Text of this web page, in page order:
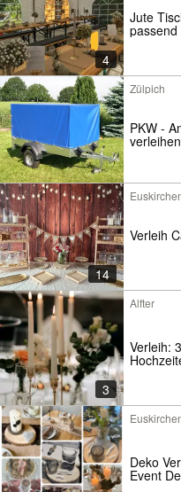
4
Jute
passend
Zülpich
PKW -
verleihen
14
Verleih
3
Alfter
Verleih:
Deko
Event